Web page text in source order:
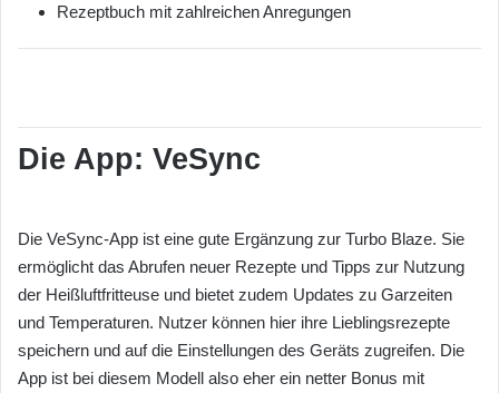
Rezeptbuch mit zahlreichen Anregungen
Die App: VeSync
Die VeSync-App ist eine gute Ergänzung zur Turbo Blaze. Sie
ermöglicht das Abrufen neuer Rezepte und Tipps zur Nutzung
der Heißluftfritteuse und bietet zudem Updates zu Garzeiten
und Temperaturen. Nutzer können hier ihre Lieblingsrezepte
speichern und auf die Einstellungen des Geräts zugreifen. Die
App ist bei diesem Modell also eher ein netter Bonus mit